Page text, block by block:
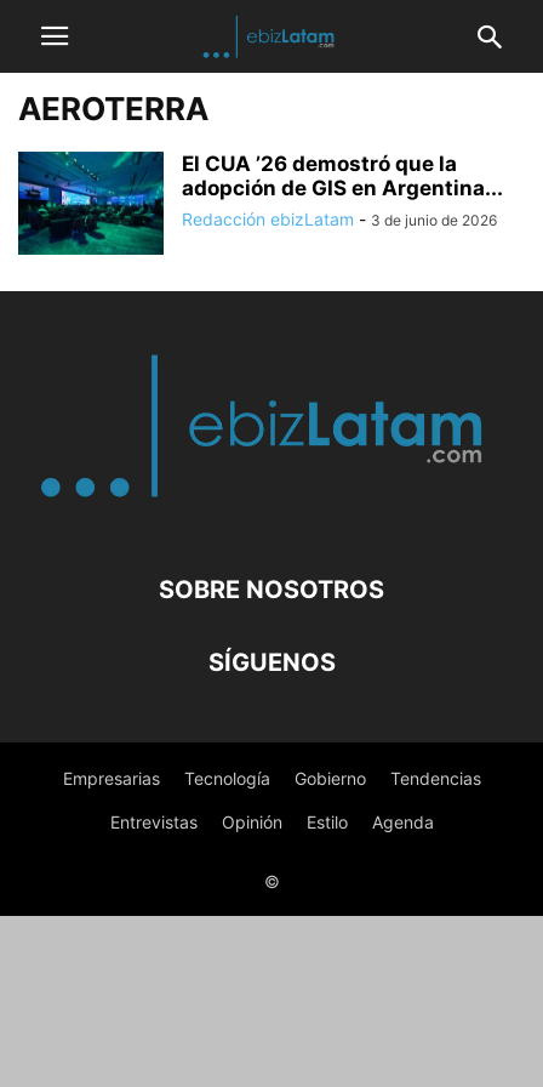
AEROTERRA
El CUA ’26 demostró que la
adopción de GIS en Argentina...
Redacción ebizLatam - 3 de junio de 2026
SOBRE NOSOTROS
SÍGUENOS
Empresarias Tecnología Gobierno Tendencias
Entrevistas Opinión Estilo Agenda
©